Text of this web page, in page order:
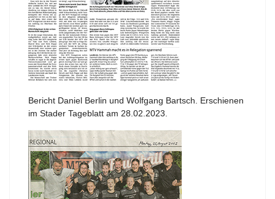
Bericht Daniel Berlin und Wolfgang Bartsch. Erschienen
im Stader Tageblatt am 28.02.2023.